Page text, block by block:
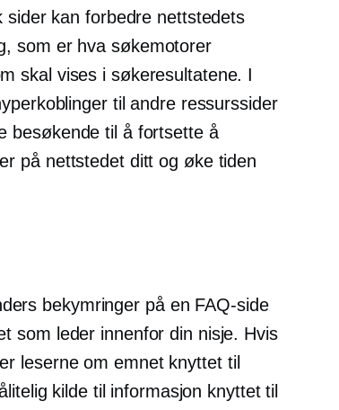
sider kan forbedre nettstedets
som er hva søkemotorer
skal vises i søkeresultatene. I
til andre ressurssider
besøkende til å fortsette å
på nettstedet ditt og øke tiden
bekymringer på en FAQ-side
som leder innenfor din nisje. Hvis
leserne om emnet knyttet til
kilde til informasjon knyttet til